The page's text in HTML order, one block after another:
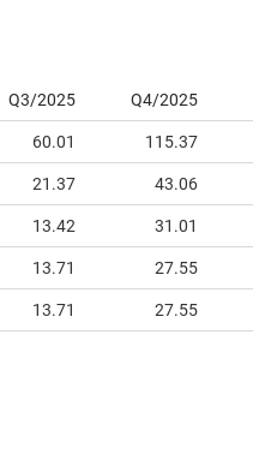
Q3/2025 Q4/2025
60.01 115.37
21.37 43.06
13.42 31.01
13.71 27.55
13.71 27.55